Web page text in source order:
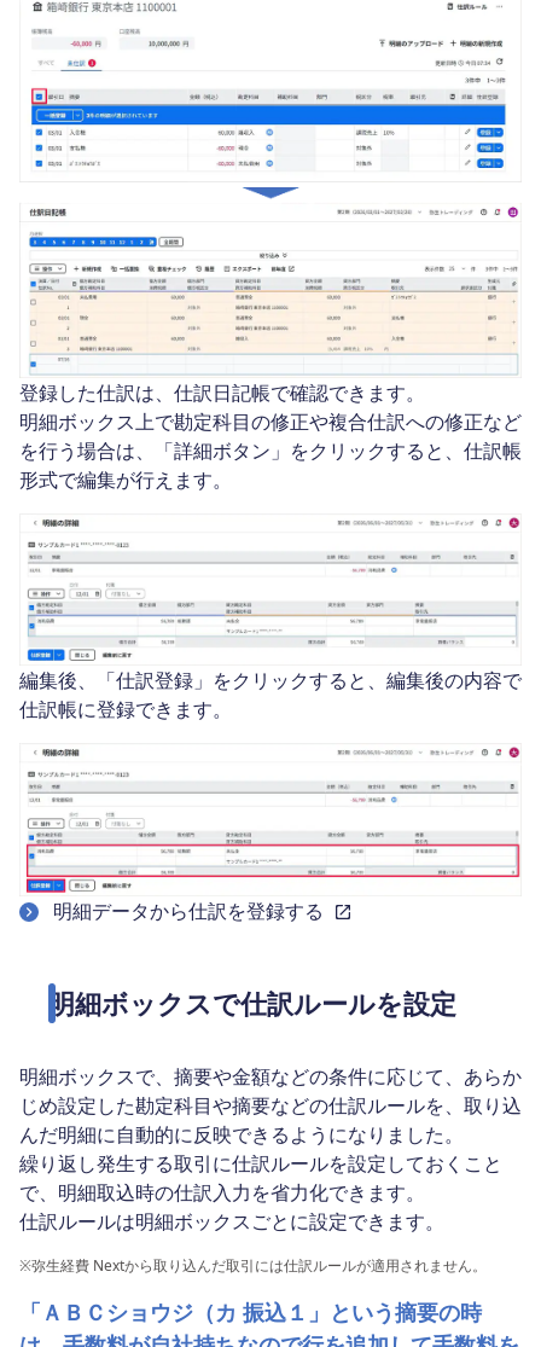
登録した仕訳は、仕訳日記帳で確認できます。
明細ボックス上で勘定科目の修正や複合仕訳への修正など
を行う場合は、「詳細ボタン」をクリックすると、仕訳帳
形式で編集が行えます。
編集後、「仕訳登録」をクリックすると、編集後の内容で
仕訳帳に登録できます。
明細データから仕訳を登録する
明細ボックスで仕訳ルールを設定
明細ボックスで、摘要や金額などの条件に応じて、あらか
じめ設定した勘定科目や摘要などの仕訳ルールを、取り込
んだ明細に自動的に反映できるようになりました。
繰り返し発生する取引に仕訳ルールを設定しておくこと
で、明細取込時の仕訳入力を省力化できます。
仕訳ルールは明細ボックスごとに設定できます。
※弥生経費 Nextから取り込んだ取引には仕訳ルールが適用されません。
「ＡＢＣショウジ（カ 振込１」という摘要の時